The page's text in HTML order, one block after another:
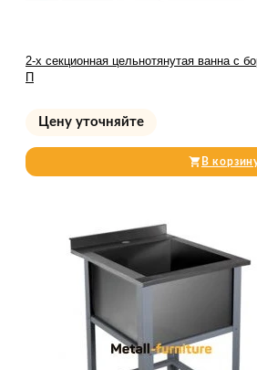
2-х секционная цельнотянутая ванна с
П
Цену уточняйте
В